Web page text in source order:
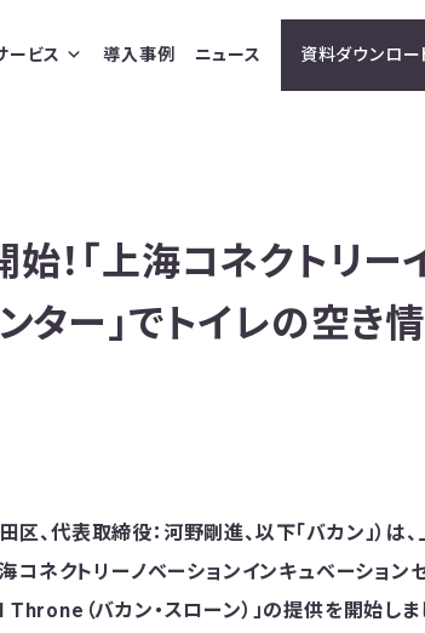
ービス 導入事例 ニュース 資料ダウンロー
！「上海コネクトリー
ター」でトイレの空き
区、代表取締役：河野剛進、以下「バカン」）
クトリーノベーションインキュベーションセ
（バカン・スローン）」の提供を開始しま